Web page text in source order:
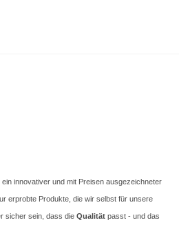
innovativer und mit Preisen ausgezeichneter
erprobte Produkte, die wir selbst für unsere
sicher sein, dass die Qualität passt - und das